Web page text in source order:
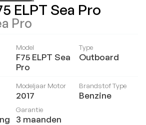
ELPT Sea Pro
Pro
Model
F75 ELPT Sea
Pro
Type
Outboard
Modeljaar Motor
2017
Brandstof Type
Benzine
Garantie
3 maanden